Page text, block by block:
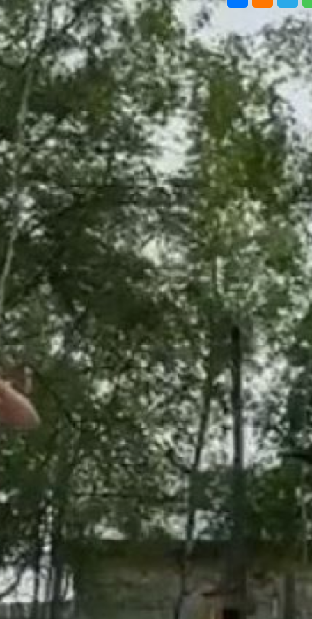
служба министерства
жилищно-коммунального
хозяйства Хабаровского
края.
В 2025 году
по нацпроекту
«Инфраструктура
для жизни» в парке
обустроят зону активного
отдыха «Спортивная
арена». В краевом
министерстве
рассказали, что ранее
здесь установили качели,
скамейки и покрыли
асфальтом пешеходные
дорожки. Сейчас жители
города занимаются
в парке спортом.
Отметим, что в Советско-
Гаванском районе
облагорожено более 20
общественных
пространств.
Федеральный проект
«Формирование
комфортной городской
среды» успешно
исполняется
на протяжении 6 лет.
Благодаря нему
в Хабаровском крае
благоустроили 661
общественное
пространство 53
муниципальных
образованиях.
В 2025 году построят 79
мест для отдыха в 50
муниципальных
образованиях. Городские
пространства
для облагораживания
были выбраны жителями
на голосовании в 2024
году. На данный момент
завершен ремонт 8